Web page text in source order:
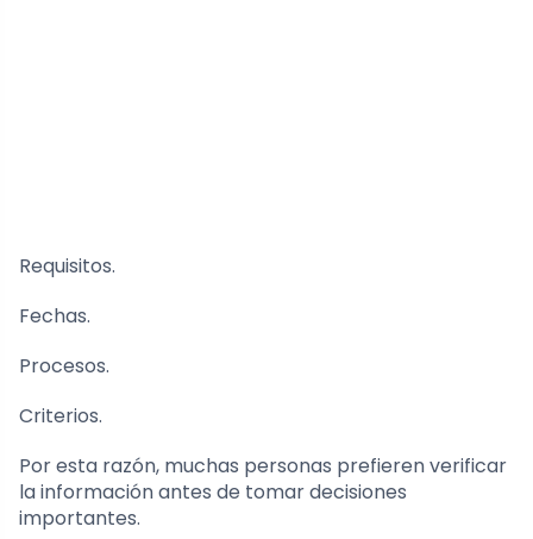
Requisitos.
Fechas.
Procesos.
Criterios.
Por esta razón, muchas personas prefieren verificar
la información antes de tomar decisiones
importantes.